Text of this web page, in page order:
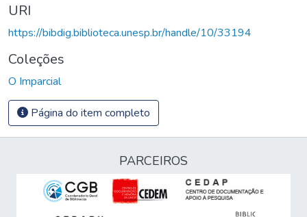
URI
https://bibdig.biblioteca.unesp.br/handle/10/33194
Coleções
O Imparcial
Página do item completo
PARCEIROS